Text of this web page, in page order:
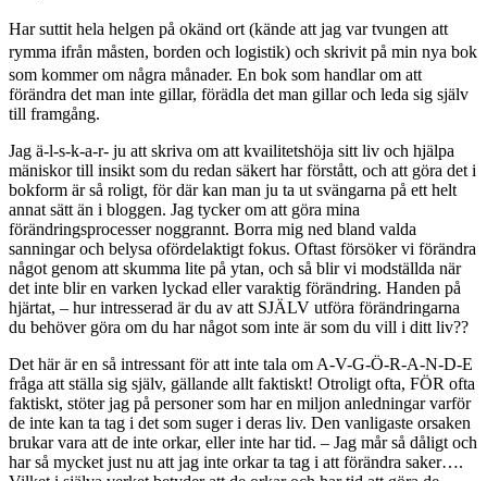
Har suttit hela helgen på okänd ort (kände att jag var tvungen att
rymma ifrån måsten, borden och logistik) och skrivit på min nya bok
som kommer om några månader. En bok som handlar om att
förändra det man inte gillar, förädla det man gillar och leda sig själv
till framgång.
Jag ä-l-s-k-a-r- ju att skriva om att kvailitetshöja sitt liv och hjälpa
mäniskor till insikt som du redan säkert har förstått, och att göra det i
bokform är så roligt, för där kan man ju ta ut svängarna på ett helt
annat sätt än i bloggen. Jag tycker om att göra mina
förändringsprocesser noggrannt. Borra mig ned bland valda
sanningar och belysa ofördelaktigt fokus. Oftast försöker vi förändra
något genom att skumma lite på ytan, och så blir vi modställda när
det inte blir en varken lyckad eller varaktig förändring. Handen på
hjärtat, – hur intresserad är du av att SJÄLV utföra förändringarna
du behöver göra om du har något som inte är som du vill i ditt liv??
Det här är en så intressant för att inte tala om A-V-G-Ö-R-A-N-D-E
fråga att ställa sig själv, gällande allt faktiskt! Otroligt ofta, FÖR ofta
faktiskt, stöter jag på personer som har en miljon anledningar varför
de inte kan ta tag i det som suger i deras liv. Den vanligaste orsaken
brukar vara att de inte orkar, eller inte har tid. – Jag mår så dåligt och
har så mycket just nu att jag inte orkar ta tag i att förändra saker….